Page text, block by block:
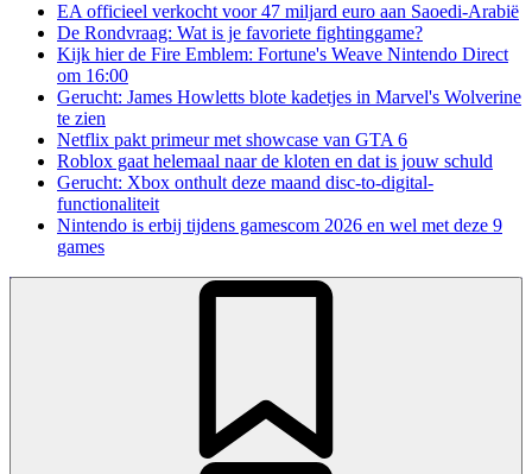
EA officieel verkocht voor 47 miljard euro aan Saoedi-Arabië
De Rondvraag: Wat is je favoriete fightinggame?
Kijk hier de Fire Emblem: Fortune's Weave Nintendo Direct
om 16:00
Gerucht: James Howletts blote kadetjes in Marvel's Wolverine
te zien
Netflix pakt primeur met showcase van GTA 6
Roblox gaat helemaal naar de kloten en dat is jouw schuld
Gerucht: Xbox onthult deze maand disc-to-digital-
functionaliteit
Nintendo is erbij tijdens gamescom 2026 en wel met deze 9
games